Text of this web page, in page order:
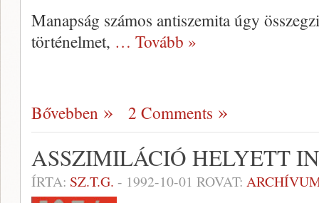
Manapság számos antiszemita úgy
történelmet, … Tovább »
Bővebben 2 Comments
ASSZIMILÁCIÓ HELYETT
ÍRTA: SZ.T.G. - 1992-10-01 ROVAT: